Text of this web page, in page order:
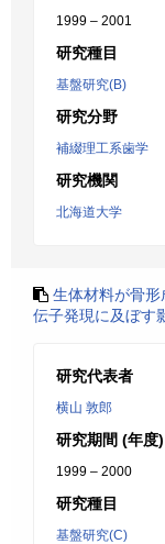
1999 – 2001
研究種目
基盤研究(B)
研究分野
補綴理工系歯学
研究機関
北海道大学
生体材料が骨
伝子発現に及ぼす
研究代表者
横山 敦郎
研究期間 (年度)
1999 – 2000
研究種目
基盤研究(C)